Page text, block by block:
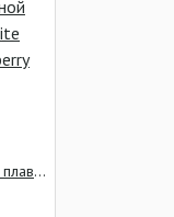
Бойлы нейтральной плавучести Dynamite Baits Wafters Mulberry Florentine (Флорентийская шелковица) 14 мм